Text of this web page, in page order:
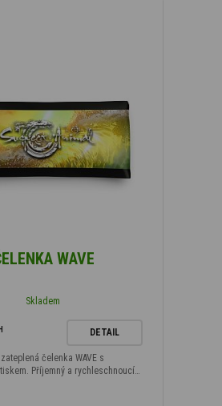
WAVE
Skladem
DETAIL
čelenka WAVE s
Příjemný a rychleschnoucí…